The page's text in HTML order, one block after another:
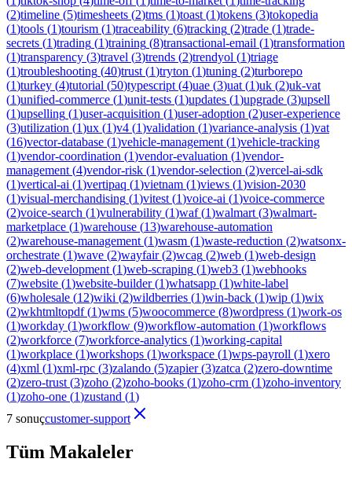
(2)timeline (5)timesheets (2)tms (1)toast (1)tokens (3)tokopedia
(1)tools (1)tourism (1)traceability (6)tracking (2)trade (1)trade-
secrets (1)trading (1)training (8)transactional-email (1)transformation
(1)transparency (3)travel (3)trends (2)trendyol (1)triage
(1)troubleshooting (40)trust (1)tryton (1)tuning (2)turborepo
(1)turkey (4)tutorial (50)typescript (4)uae (3)uat (1)uk (2)uk-vat
(1)unified-commerce (1)unit-tests (1)updates (1)upgrade (3)upsell
(1)upselling (1)user-acquisition (1)user-adoption (2)user-experience
(3)utilization (1)ux (1)v4 (1)validation (1)variance-analysis (1)vat
(16)vector-database (1)vehicle-management (1)vehicle-tracking
(1)vendor-coordination (1)vendor-evaluation (1)vendor-
management (4)vendor-risk (1)vendor-selection (2)vercel-ai-sdk
(1)vertical-ai (1)vertipaq (1)vietnam (1)views (1)vision-2030
(1)visual-merchandising (1)vitest (1)voice-ai (1)voice-commerce
(2)voice-search (1)vulnerability (1)waf(1)walmart (3)walmart-
marketplace (1)warehouse (13)warehouse-automation
(2)warehouse-management (1)wasm (1)waste-reduction (2)watsonx-
orchestrate (1)wave (2)wayfair(2)wcag (2)web (1)web-design
(2)web-development (1)web-scraping (1)web3 (1)webhooks
(7)website (1)website-builder(1)whatsapp (1)white-label
(6)wholesale (12)wiki (2)wildberries (1)win-back (1)wip (1)wix
(2)wkhtmltopdf(1)wms (5)woocommerce (8)wordpress (1)work-os
(1)workday (1)workflow (9)workflow-automation (1)workflows
(2)workforce (7)workforce-analytics (1)working-capital
(1)workplace (1)workshops (1)workspace (1)wps-payroll (1)xero
(4)xml (1)xml-rpc (3)zalando (5)zapier(3)zatca (2)zero-downtime
(2)zero-trust (3)zoho (2)zoho-books (1)zoho-crm (1)zoho-inventory
(1)zoho-one (1)zustand (1)
7 sonuçcustomer-support
Tüm Makaleler